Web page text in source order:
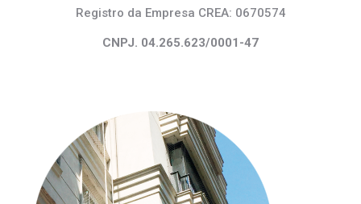
Registro da Empresa CREA: 0670574
CNPJ. 04.265.623/0001-47